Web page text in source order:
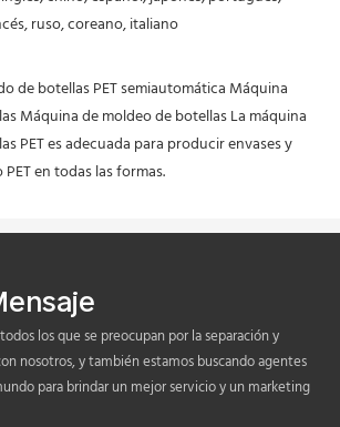
ruso, coreano, italiano
Máquina de moldeo de botellas La máquina
PET es adecuada para producir envases y
en todas las formas.
los que se preocupan por la separación y
nosotros, y también estamos buscando agentes
para brindar un mejor servicio y un marketing